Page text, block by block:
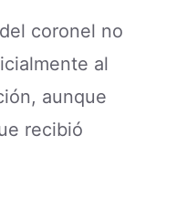
coronel no
al
aunque
recibió